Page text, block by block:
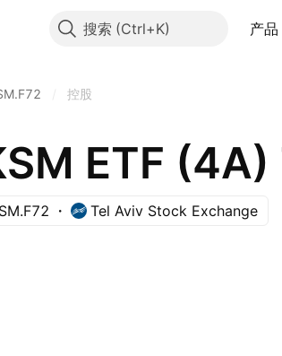
搜索 产品
控股
ETF
Tel Aviv Stock Exchange